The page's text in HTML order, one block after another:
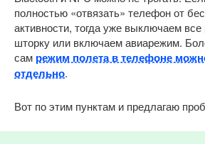
полностью «отвязать» телефон от
активности, тогда уже выключаем
шторку или включаем авиарежим.
сам режим полета в телефоне
отдельно.
Вот по этим пунктам и предлагаю